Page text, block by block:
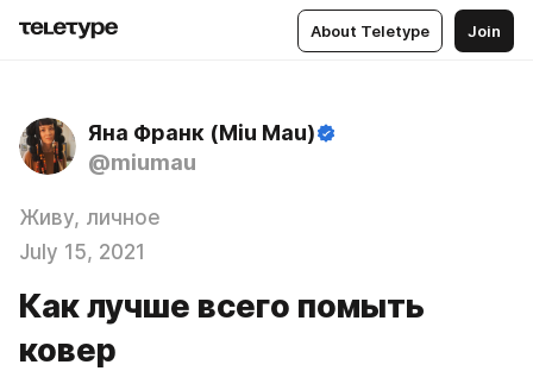
About Teletype Join
Яна Франк (Miu Mau)
@miumau
Живу, личное
July 15, 2021
Как лучше всего помыть
ковер